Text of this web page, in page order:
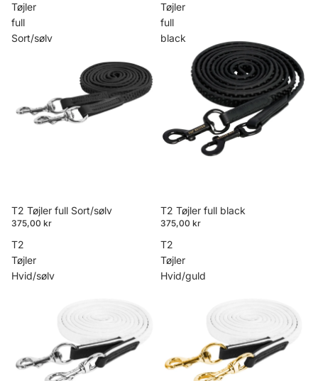
Tøjler
full
Sort/sølv
T2 Tøjler full Sort/sølv
375,00 kr
Tøjler
full
black
T2 Tøjler full black
375,00 kr
T2
Tøjler
Hvid/sølv
T2
Tøjler
Hvid/guld